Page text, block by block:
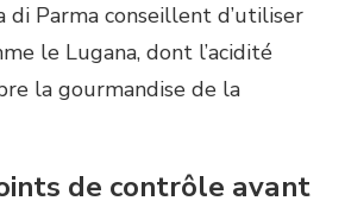
di Parma conseillent d’utiliser
le Lugana, dont l’acidité
la gourmandise de la
de contrôle avant